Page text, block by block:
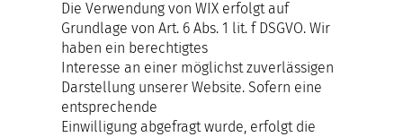
Die Verwendung von WIX erfolgt auf
Grundlage von Art. 6 Abs. 1 lit. f DSGVO. Wir
haben ein berechtigtes
Interesse an einer möglichst zuverlässigen
Darstellung unserer Website. Sofern eine
entsprechende
Einwilligung abgefragt wurde, erfolgt die